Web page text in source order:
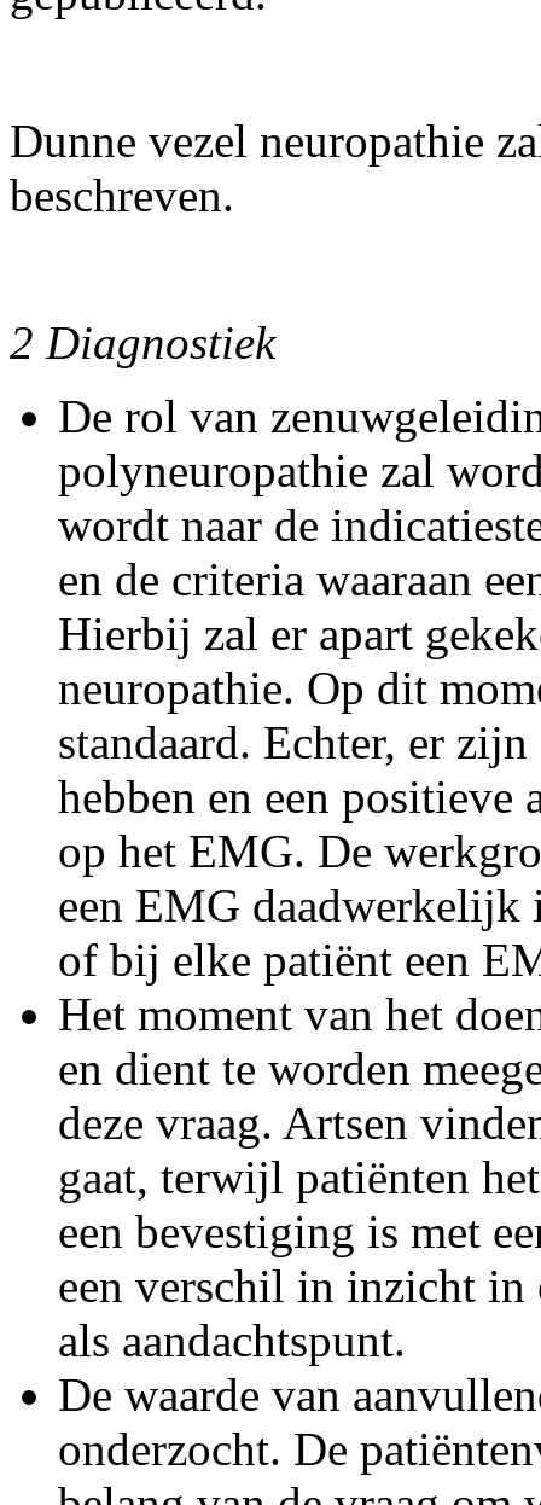
Dunne vezel neuropathie
beschreven.
2 Diagnostiek
De rol van
polyneuropathie zal
wordt naar de
en de criteria waaraan
Hierbij zal er apart
neuropathie. Op dit
standaard. Echter, er
hebben en een positieve
op het EMG. De
een EMG daadwerkelijk
of bij elke patiënt een
Het moment van het
en dient te worden
deze vraag. Artsen
gaat, terwijl patiënten
een bevestiging is met
een verschil in inzicht in
als aandachtspunt.
De waarde van
onderzocht. De